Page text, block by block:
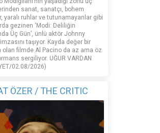
sanat, sanatçı, bohem
yaralı ruhlar ve tutunamayanlar gibi
gezinen ‘Modi: Deliliğin
Üç Gün’, ünlü aktör Johnny
imzasını taşıyor. Kayda değer bir
olan filmde Al Pacino da az ama öz
sergiliyor. UĞUR VARDAN
02.08/2026)
ÖZER / THE CRITIC